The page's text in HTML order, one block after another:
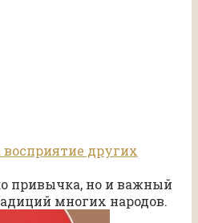
других
привычка, но и важный
многих народов.